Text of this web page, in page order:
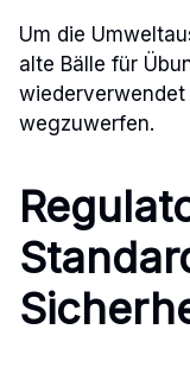
Um die
alte Bälle für
wegzuwerfen.